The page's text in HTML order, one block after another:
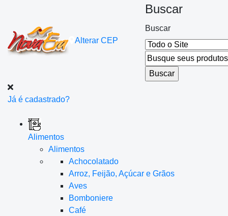
Alterar CEP
Buscar
Buscar
Já é cadastrado?
Alimentos
Alimentos
Achocolatado
Arroz, Feijão, Açúcar e Grãos
Aves
Bomboniere
Café